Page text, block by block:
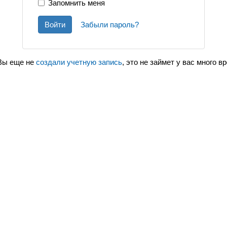
Запомнить меня
Войти Забыли пароль?
еще не создали учетную запись, это не займет у вас много